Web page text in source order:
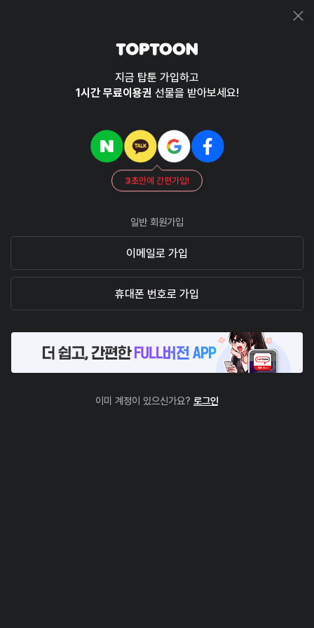
지금 탑툰 가입하고
1시간 무료이용권 선물을 받아보세요!
3초만에 간편가입!
일반 회원가입
이메일로 가입
휴대폰 번호로 가입
이미 계정이 있으신가요? 로그인